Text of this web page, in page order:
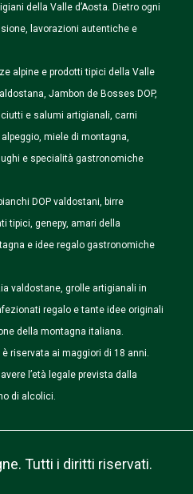
della Valle d’Aosta. Dietro ogni
lavorazioni autentiche e
alpine e prodotti tipici della Valle
Jambon de Bosses DOP,
e salumi artigianali, carni
miele di montagna,
e specialità gastronomiche
DOP valdostani, birre
tipici, genepy, amari della
e idee regalo gastronomiche
valdostane, grolle artigianali in
regalo e tante idee originali
della montagna italiana.
riservata ai maggiori di 18 anni.
l’età legale prevista dalla
di alcolici.
Tutti i diritti riservati.